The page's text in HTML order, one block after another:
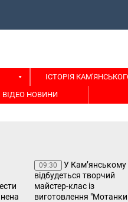
ІСТОРІЯ
ВІДЕО НОВИНИ
09:30
У Кам’янському
відбудеться творчий
майстер-клас із
виготовлення "Мотанки